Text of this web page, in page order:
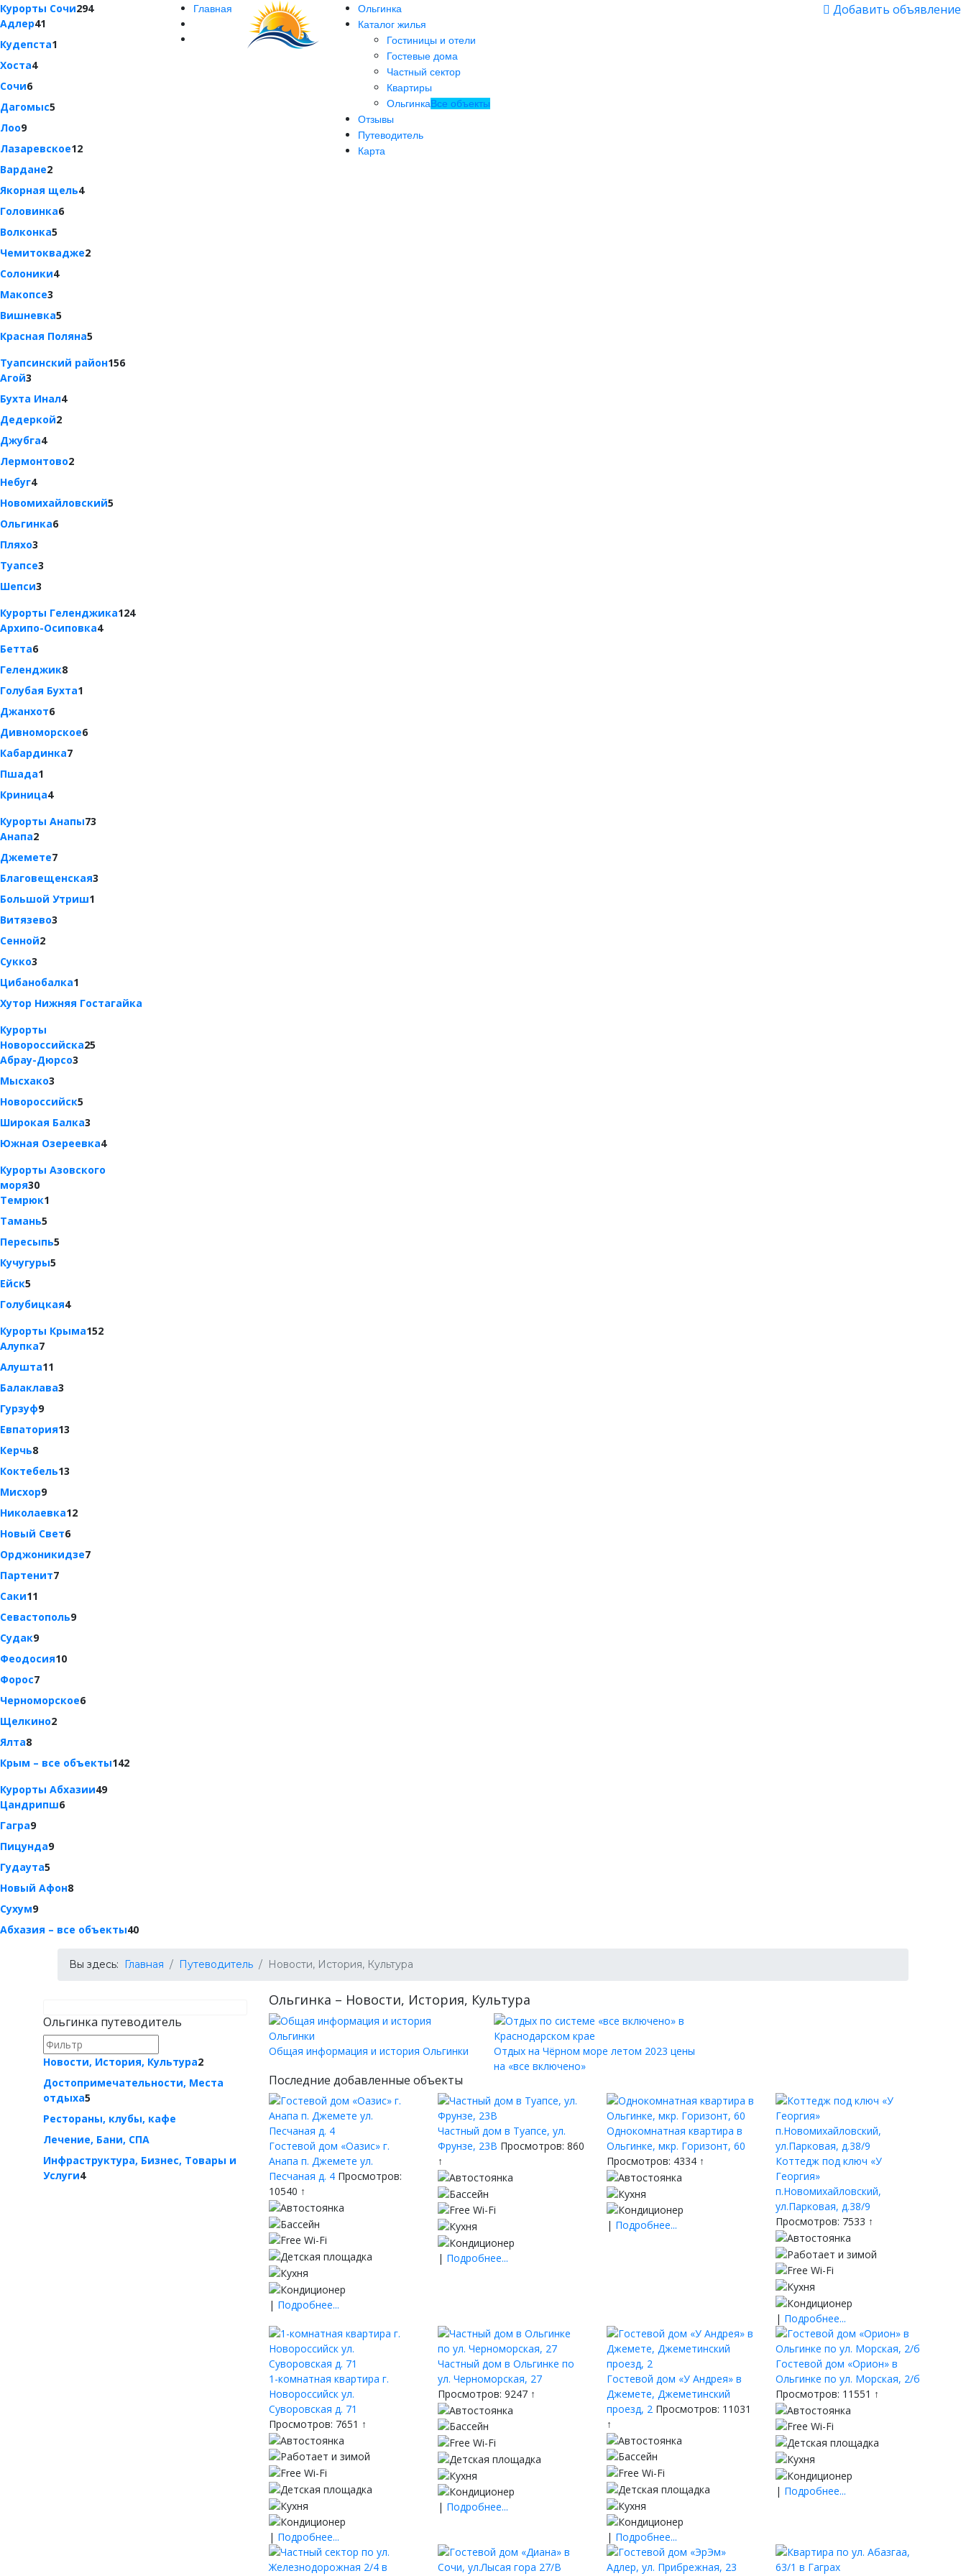
Курорты Сочи294
Адлер41
Кудепста1
Хоста4
Сочи6
Дагомыс5
Лоо9
Лазаревское12
Вардане2
Якорная щель4
Головинка6
Волконка5
Чемитоквадже2
Солоники4
Макопсе3
Вишневка5
Красная Поляна5
Туапсинский район156
Агой3
Бухта Инал4
Дедеркой2
Джубга4
Лермонтово2
Небуг4
Новомихайловский5
Ольгинка6
Пляхо3
Туапсе3
Шепси3
Курорты Геленджика124
Архипо-Осиповка4
Бетта6
Геленджик8
Голубая Бухта1
Джанхот6
Дивноморское6
Кабардинка7
Пшада1
Криница4
Курорты Анапы73
Анапа2
Джемете7
Благовещенская3
Большой Утриш1
Витязево3
Сенной2
Сукко3
Цибанобалка1
Хутор Нижняя Гостагайка
Курорты
Новороссийска25
Абрау-Дюрсо3
Мысхако3
Новороссийск5
Широкая Балка3
Южная Озереевка4
Курорты Азовского
моря30
Темрюк1
Тамань5
Пересыпь5
Кучугуры5
Ейск5
Голубицкая4
Курорты Крыма152
Алупка7
Алушта11
Балаклава3
Гурзуф9
Евпатория13
Керчь8
Коктебель13
Мисхор9
Николаевка12
Новый Свет6
Орджоникидзе7
Партенит7
Саки11
Севастополь9
Судак9
Феодосия10
Форос7
Черноморское6
Щелкино2
Ялта8
Крым – все объекты142
Курорты Абхазии49
Цандрипш6
Гагра9
Пицунда9
Гудаута5
Новый Афон8
Сухум9
Абхазия – все объекты40
Главная
Ольгинка
Каталог жилья
Гостиницы и отели
Гостевые дома
Частный сектор
Квартиры
ОльгинкаВсе объекты
Отзывы
Путеводитель
Карта
Добавить объявление
Вы здесь: Главная Путеводитель Новости, История, Культура
Ольгинка путеводитель
Новости, История, Культура2
Достопримечательности, Места
отдыха5
Рестораны, клубы, кафе
Лечение, Бани, СПА
Инфраструктура, Бизнес, Товары и
Услуги4
Ольгинка – Новости, История, Культура
Общая информация и история Ольгинки
Отдых на Чёрном море летом 2023 цены
на «все включено»
Последние добавленные объекты
Гостевой дом «Оазис» г.
Анапа п. Джемете ул.
Песчаная д. 4Просмотров:
10540 ↑
| Подробнее...
Частный дом в Туапсе, ул.
Фрунзе, 23В Просмотров: 860
↑
| Подробнее...
Однокомнатная квартира в
Ольгинке, мкр. Горизонт, 60
Просмотров: 4334 ↑
| Подробнее...
Коттедж под ключ «У
Георгия»
п.Новомихайловский,
ул.Парковая, д.38/9
Просмотров: 7533 ↑
| Подробнее...
1-комнатная квартира г.
Новороссийск ул.
Суворовская д. 71
Просмотров: 7651 ↑
| Подробнее...
Частный дом в Ольгинке по
ул. Черноморская, 27
Просмотров: 9247 ↑
| Подробнее...
Гостевой дом «У Андрея» в
Джемете, Джеметинский
проезд, 2 Просмотров: 11031
↑
| Подробнее...
Гостевой дом «Орион» в
Ольгинке по ул. Морская, 2/б
Просмотров: 11551 ↑
| Подробнее...